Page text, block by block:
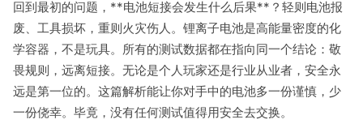
回到最初的问题，**电池短接会发生什么后果**？轻则电池报
废、工具损坏，重则火灾伤人。锂离子电池是高能量密度的化
学容器，不是玩具。所有的测试数据都在指向同一个结论：敬
畏规则，远离短接。无论是个人玩家还是行业从业者，安全永
远是第一位的。这篇解析能让你对手中的电池多一份谨慎，少
一份侥幸。毕竟，没有任何测试值得用安全去交换。